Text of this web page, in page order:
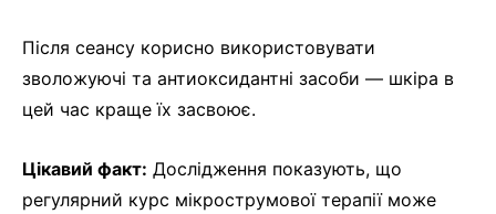
Після сеансу корисно використовувати
зволожуючі та антиоксидантні засоби — шкіра в
цей час краще їх засвоює.
Цікавий факт: Дослідження показують, що
регулярний курс мікрострумової терапії може